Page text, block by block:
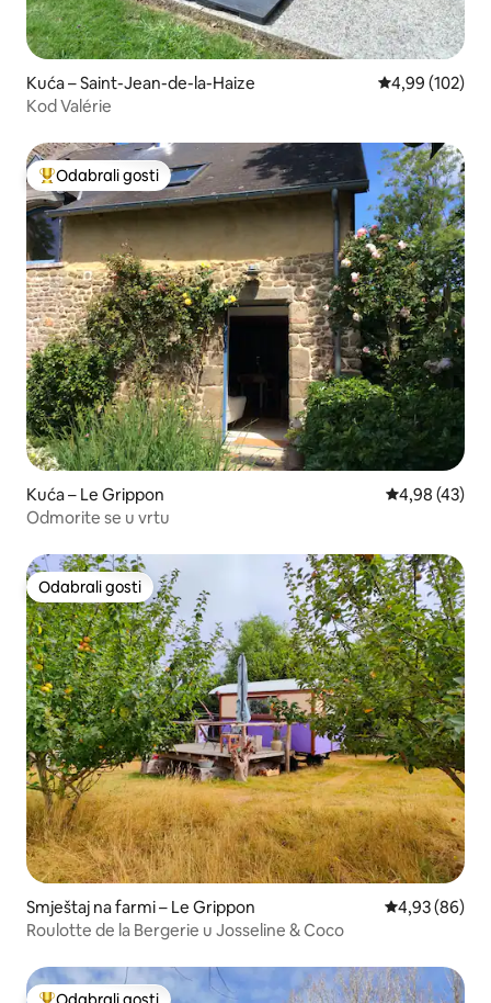
Kuća – Saint-Jean-de-la-Haize Prosječna
4,99 (102)
Kod Valérie
Među najviše rangiranima s oznakom „Odabrali gosti”
Odabrali gosti
Kuća – Le Grippon Prosječna
4,98 (43)
Odmorite se u vrtu
Odabrali gosti
Odabrali gosti
Smještaj na farmi – Le Grippon Prosječna
4,93 (86)
Roulotte de la Bergerie u Josseline & Coco